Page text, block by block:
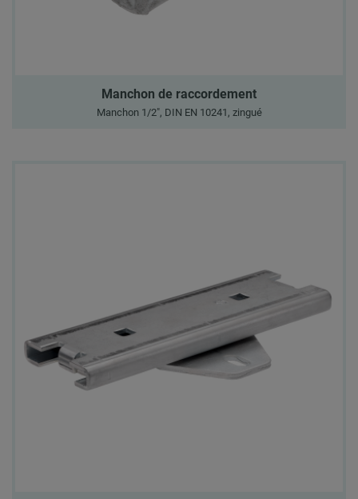
Manchon de raccordement
Manchon 1/2", DIN EN 10241, zingué